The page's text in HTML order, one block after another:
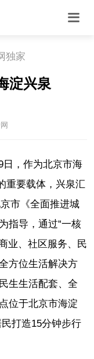
独家
淀兴泉
，作为北京市海
重要载体，兴泉汇
市《全面推进城
指导，通过“一核
业、社区服务、民
方位生活解决方
生生活配套、全
位于北京市海淀
打造15分钟步行